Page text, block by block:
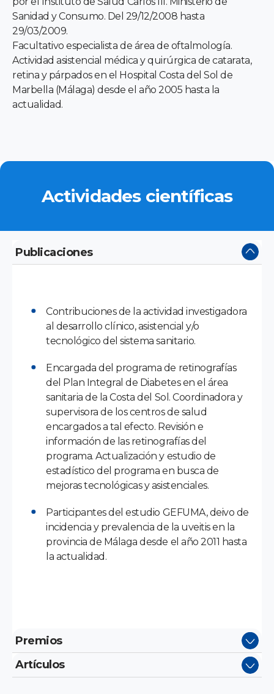
Sanidad y Consumo. Del 29/12/2008 hasta
29/03/2009.
Facultativo especialista de área de oftalmología.
Actividad asistencial médica y quirúrgica de catarata,
retina y párpados en el Hospital Costa del Sol de
Marbella (Málaga) desde el año 2005 hasta la
actualidad.
Actividades científicas
Publicaciones
Contribuciones de la actividad investigadora
al desarrollo clínico, asistencial y/o
tecnológico del sistema sanitario.
Encargada del programa de retinografías
del Plan Integral de Diabetes en el área
sanitaria de la Costa del Sol. Coordinadora y
supervisora de los centros de salud
encargados a tal efecto. Revisión e
información de las retinografías del
programa. Actualización y estudio de
estadístico del programa en busca de
mejoras tecnológicas y asistenciales.
Participantes del estudio GEFUMA, deivo de
incidencia y prevalencia de la uveitis en la
provincia de Málaga desde el año 2011 hasta
la actualidad.
Premios
Artículos